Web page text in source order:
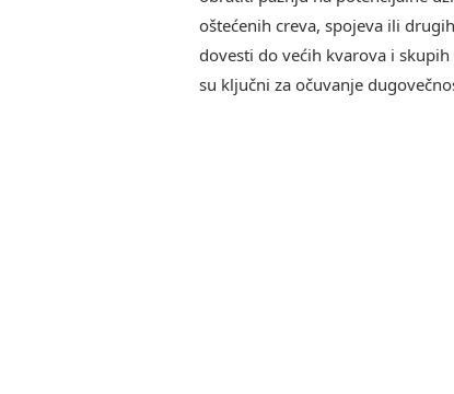
oštećenih creva, spojeva ili
dovesti do većih kvarova i
su ključni za očuvanje